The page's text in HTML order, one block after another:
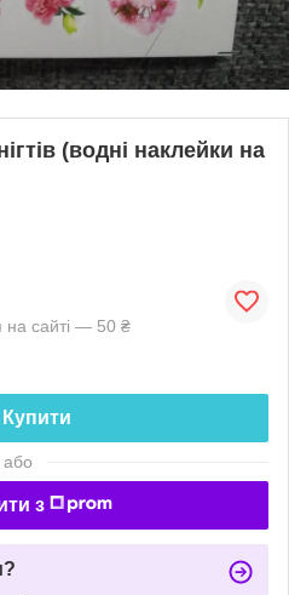
(водні наклейки на
на сайті — 50 ₴
Купити
або
з